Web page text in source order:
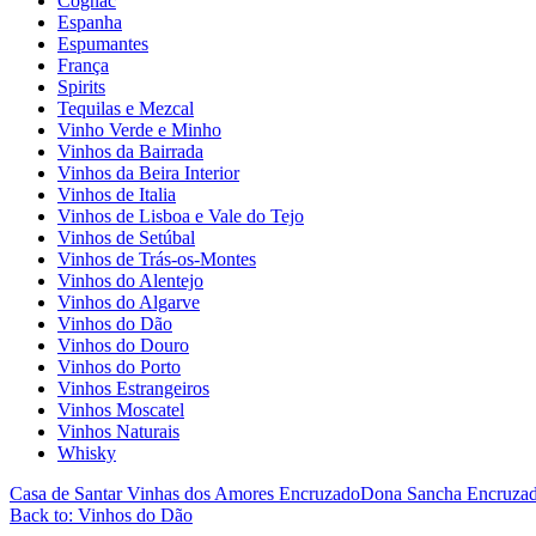
Espanha
Espumantes
França
Spirits
Tequilas e Mezcal
Vinho Verde e Minho
Vinhos da Bairrada
Vinhos da Beira Interior
Vinhos de Italia
Vinhos de Lisboa e Vale do Tejo
Vinhos de Setúbal
Vinhos de Trás-os-Montes
Vinhos do Alentejo
Vinhos do Algarve
Vinhos do Dão
Vinhos do Douro
Vinhos do Porto
Vinhos Estrangeiros
Vinhos Moscatel
Vinhos Naturais
Whisky
Casa de Santar Vinhas dos Amores EncruzadoDona Sancha
Back to: Vinhos do Dão